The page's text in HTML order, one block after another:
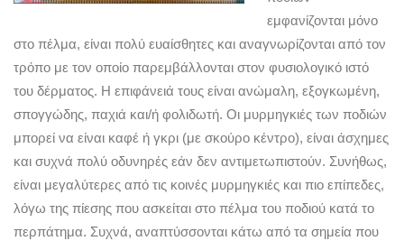
εμφανίζονται μόνο
στο πέλμα, είναι πολύ ευαίσθητες και αναγνωρίζονται από τον
τρόπο με τον οποίο παρεμβάλλονται στον φυσιολογικό ιστό
του δέρματος. Η επιφάνειά τους είναι ανώμαλη, εξογκωμένη,
σπογγώδης, παχιά και/ή φολιδωτή. Οι μυρμηγκιές των ποδιών
μπορεί να είναι καφέ ή γκρι (με σκούρο κέντρο), είναι άσχημες
και συχνά πολύ οδυνηρές εάν δεν αντιμετωπιστούν. Συνήθως,
είναι μεγαλύτερες από τις κοινές μυρμηγκιές και πιο επίπεδες,
λόγω της πίεσης που ασκείται στο πέλμα του ποδιού κατά το
περπάτημα. Συχνά, αναπτύσσονται κάτω από τα σημεία που